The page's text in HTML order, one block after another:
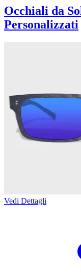
Occhiali da
Personalizzati
Vedi Dettagli